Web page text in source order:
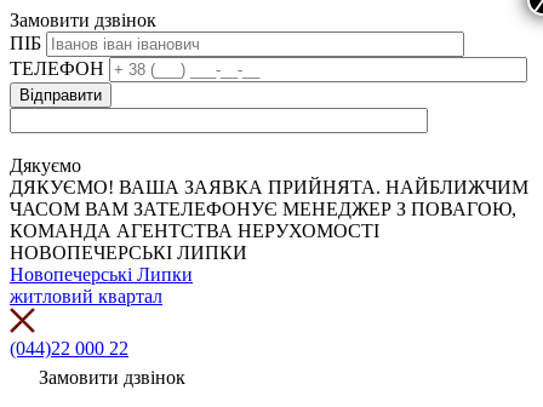
Замовити дзвінок
ПІБ
ТЕЛЕФОН
Дякуємо
ДЯКУЄМО! ВАША ЗАЯВКА ПРИЙНЯТА. НАЙБЛИЖЧИМ
ЧАСОМ ВАМ ЗАТЕЛЕФОНУЄ МЕНЕДЖЕР З ПОВАГОЮ,
КОМАНДА АГЕНТСТВА НЕРУХОМОСТІ
НОВОПЕЧЕРСЬКІ ЛИПКИ
Новопечерські Липки
житловий квартал
(044)22 000 22
Замовити дзвінок